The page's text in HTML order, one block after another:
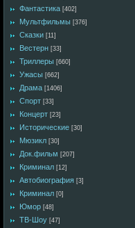
Фантастика [402]
Мультфильмы [376]
Сказки [11]
Вестерн [33]
Триллеры [660]
Ужасы [662]
Драма [1406]
Спорт [33]
Концерт [23]
Исторические [30]
Мюзикл [30]
Док.фильм [207]
Криминал [12]
Автобиография [3]
Криминал [0]
Юмор [48]
ТВ-Шоу [47]